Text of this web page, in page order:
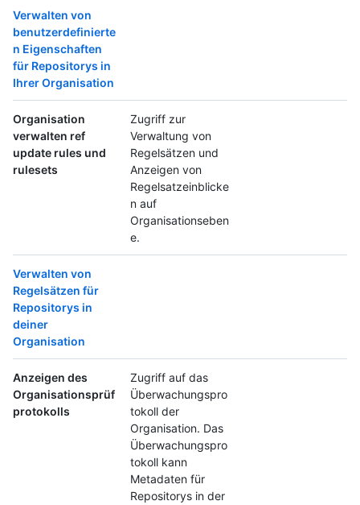
Verwalten von
benutzerdefinierte
n Eigenschaften
für Repositorys in
Ihrer Organisation
Organisation
verwalten ref
update rules und
rulesets
Zugriff zur
Verwaltung von
Regelsätzen und
Anzeigen von
Regelsatzeinblicke
n auf
Organisationseben
e.
Verwalten von
Regelsätzen für
Repositorys in
deiner
Organisation
Anzeigen des
Organisationsprüf
protokolls
Zugriff auf das
Überwachungspro
tokoll der
Organisation. Das
Überwachungspro
tokoll kann
Metadaten für
Repositorys in der